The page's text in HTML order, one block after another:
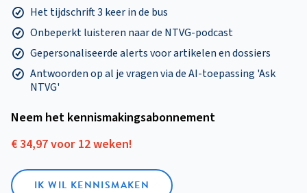
Het tijdschrift 3 keer in de bus
Onbeperkt luisteren naar de NTVG-podcast
Gepersonaliseerde alerts voor artikelen en dossiers
Antwoorden op al je vragen via de AI-toepassing 'Ask
NTVG'
Neem het kennismakings­abonnement
€ 34,97 voor 12 weken!
IK WIL KENNISMAKEN